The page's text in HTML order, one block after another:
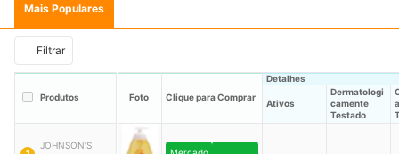
Mais Populares
Filtrar
Produtos Foto Clique para Comprar
Detalhes
Ativos
Dermatologi
camente
Testado
JOHNSON'S